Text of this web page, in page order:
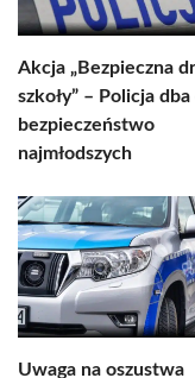
Akcja „Bezpieczna
szkoły” – Policja dba
bezpieczeństwo
najmłodszych
Uwaga na oszustwa